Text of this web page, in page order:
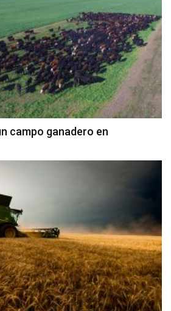
campo ganadero en